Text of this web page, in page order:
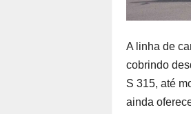
A linha de
cobrindo
S 315, até
ainda